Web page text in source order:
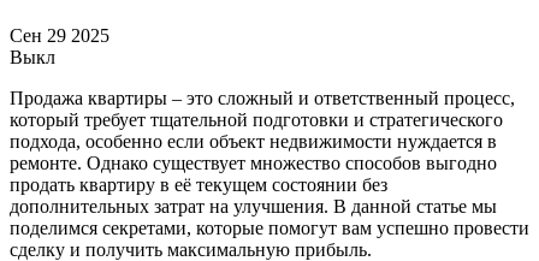
Сен 29 2025
Выкл
Продажа квартиры – это сложный и ответственный процесс,
который требует тщательной подготовки и стратегического
подхода, особенно если объект недвижимости нуждается в
ремонте. Однако существует множество способов выгодно
продать квартиру в её текущем состоянии без
дополнительных затрат на улучшения. В данной статье мы
поделимся секретами, которые помогут вам успешно провести
сделку и получить максимальную прибыль.